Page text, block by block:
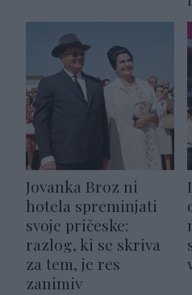
Jovanka Broz ni
hotela spreminjati
svoje pričeske:
razlog, ki se skriva
za tem, je res
zanimiv